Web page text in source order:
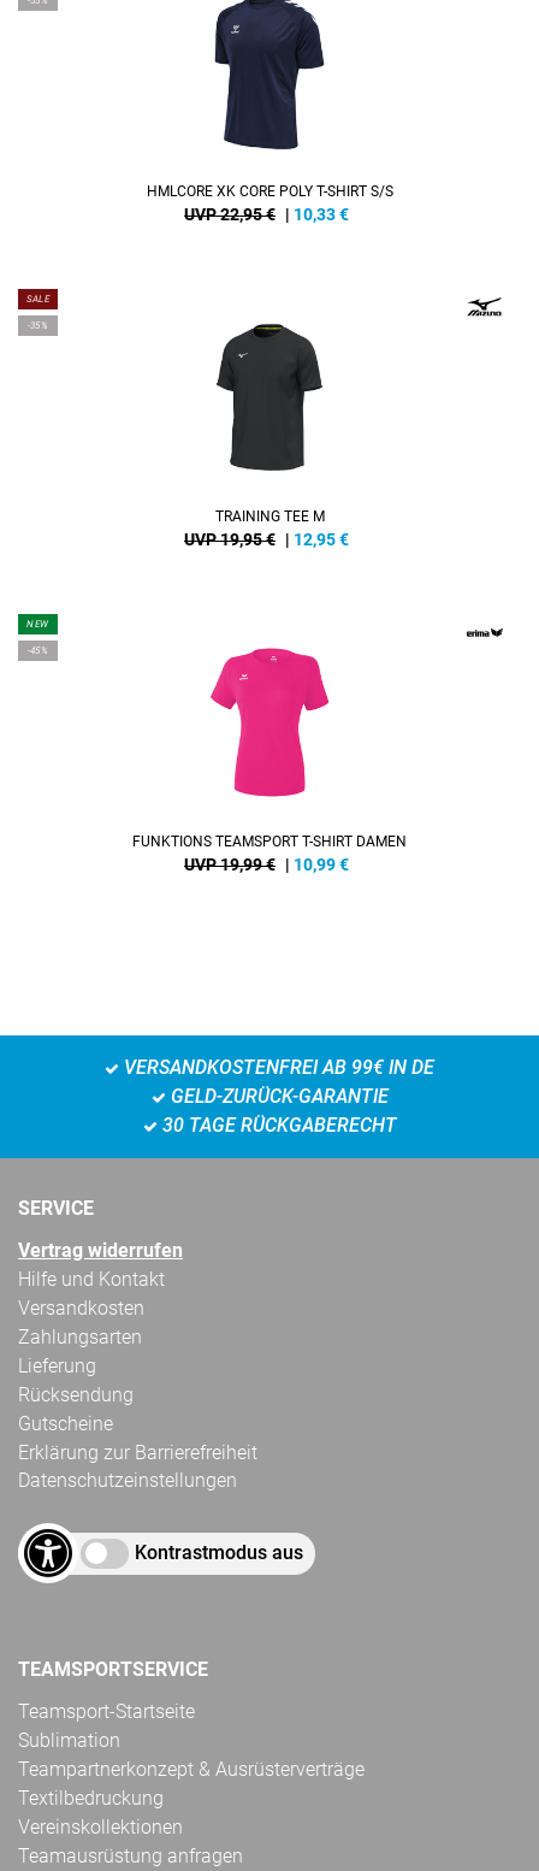
HMLCORE XK CORE POLY T-SHIRT S/S
UVP 22,95 € | 10,33€
SALE
-35%
TRAINING TEE M
UVP 19,95 € | 12,95€
NEW
-45%
FUNKTIONS TEAMSPORT T-SHIRT DAMEN
UVP 19,99 € | 10,99€
VERSANDKOSTENFREI AB 99€ IN DE
GELD-ZURÜCK-GARANTIE
30 TAGE RÜCKGABERECHT
SERVICE
Vertrag widerrufen
Hilfe und Kontakt
Versandkosten
Zahlungsarten
Lieferung
Rücksendung
Gutscheine
Erklärung zur Barrierefreiheit
Datenschutzeinstellungen
Kontrastmodus aus
TEAMSPORTSERVICE
Teamsport-Startseite
Sublimation
Teampartnerkonzept & Ausrüsterverträge
Textilbedruckung
Vereinskollektionen
Teamausrüstung anfragen